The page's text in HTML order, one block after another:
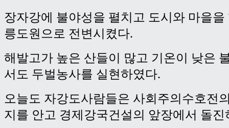
장자강에 불야성을 펼치고 도시와 마을
릉도원으로 전변시켰다.
해발고가 높은 산들이 많고 기온이 낮은
서도 두벌농사를 실현하였다.
오늘도 자강도사람들은 사회주의수호전
지를 안고 경제강국건설의 앞장에서 돌